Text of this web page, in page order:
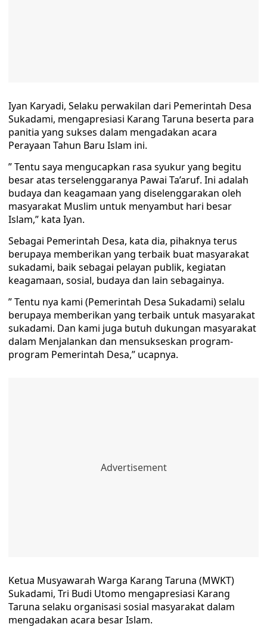
Iyan Karyadi, Selaku perwakilan dari Pemerintah Desa
Sukadami, mengapresiasi Karang Taruna beserta para
panitia yang sukses dalam mengadakan acara
Perayaan Tahun Baru Islam ini.
” Tentu saya mengucapkan rasa syukur yang begitu
besar atas terselenggaranya Pawai Ta’aruf. Ini adalah
budaya dan keagamaan yang diselenggarakan oleh
masyarakat Muslim untuk menyambut hari besar
Islam,” kata Iyan.
Sebagai Pemerintah Desa, kata dia, pihaknya terus
berupaya memberikan yang terbaik buat masyarakat
sukadami, baik sebagai pelayan publik, kegiatan
keagamaan, sosial, budaya dan lain sebagainya.
” Tentu nya kami (Pemerintah Desa Sukadami) selalu
berupaya memberikan yang terbaik untuk masyarakat
sukadami. Dan kami juga butuh dukungan masyarakat
dalam Menjalankan dan mensukseskan program-
program Pemerintah Desa,” ucapnya.
Ketua Musyawarah Warga Karang Taruna (MWKT)
Sukadami, Tri Budi Utomo mengapresiasi Karang
Taruna selaku organisasi sosial masyarakat dalam
mengadakan acara besar Islam.